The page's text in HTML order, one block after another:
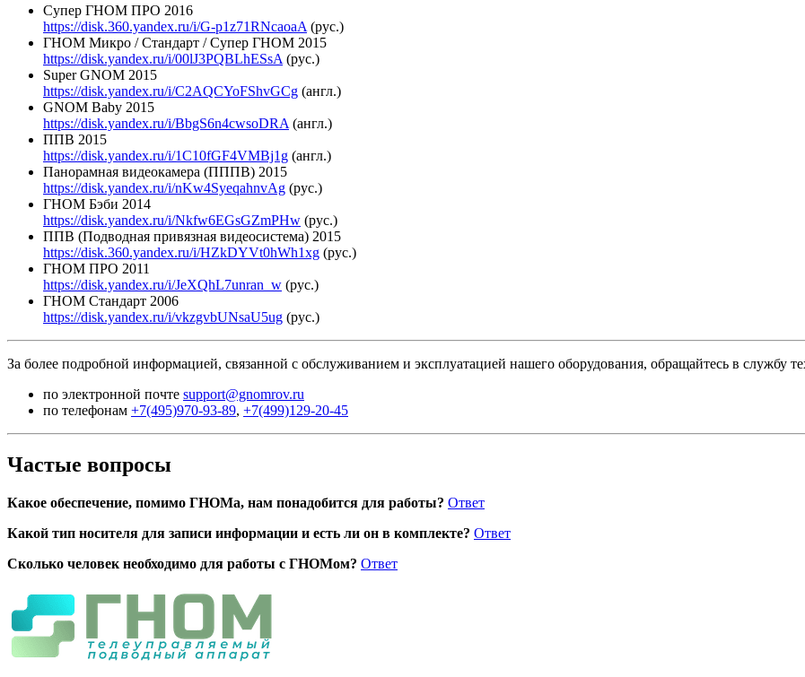
Супер ГНОМ ПРО 2016
https://disk.360.yandex.ru/i/G-p1z71RNcaoaA (рус.)
ГНОМ Микро / Стандарт / Супер ГНОМ 2015
https://disk.yandex.ru/i/00lJ3PQBLhESsA (рус.)
Super GNOM 2015
https://disk.yandex.ru/i/C2AQCYoFShvGCg (англ.)
GNOM Baby 2015
https://disk.yandex.ru/i/BbgS6n4cwsoDRA (англ.)
ППВ 2015
https://disk.yandex.ru/i/1C10fGF4VMBj1g (англ.)
Панорамная видеокамера (ПППВ) 2015
https://disk.yandex.ru/i/nKw4SyeqahnvAg (рус.)
ГНОМ Бэби 2014
https://disk.yandex.ru/i/Nkfw6EGsGZmPHw (рус.)
ППВ (Подводная привязная видеосистема) 2015
https://disk.360.yandex.ru/i/HZkDYVt0hWh1xg (рус.)
ГНОМ ПРО 2011
https://disk.yandex.ru/i/JeXQhL7unran_w (рус.)
ГНОМ Стандарт 2006
https://disk.yandex.ru/i/vkzgvbUNsaU5ug (рус.)
За более подробной информацией, связанной с обслуживанием и эксплуатацией нашего оборудования, обращайтесь в службу
по электронной почте support@gnomrov.ru
по телефонам +7(495)970-93-89, +7(499)129-20-45
Частые вопросы
Какое обеспечение, помимо ГНОМа, нам понадобится для работы? Ответ
Какой тип носителя для записи информации и есть ли он в комплекте? Ответ
Сколько человек необходимо для работы с ГНОМом? Ответ